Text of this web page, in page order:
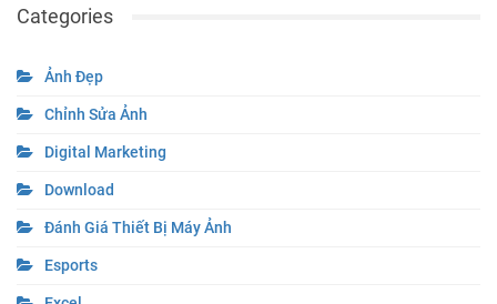
Categories
Ảnh Đẹp
Chỉnh Sửa Ảnh
Digital Marketing
Download
Đánh Giá Thiết Bị Máy Ảnh
Esports